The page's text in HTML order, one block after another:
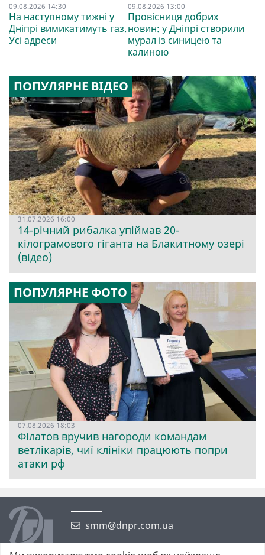
09.08.2026 14:30
На наступному тижні у
Дніпрі вимикатимуть газ.
Усі адреси
09.08.2026 13:00
Провісниця добрих
новин: у Дніпрі створили
мурал із синицею та
калиною
ПОПУЛЯРНЕ ВІДЕО
31.07.2026 16:00
14-річний рибалка упіймав 20-
кілограмового гіганта на Блакитному озері
(відео)
ПОПУЛЯРНЕ ФОТО
07.08.2026 18:03
Філатов вручив нагороди командам
ветлікарів, чиї клініки працюють попри
атаки рф
smm@dnpr.com.ua